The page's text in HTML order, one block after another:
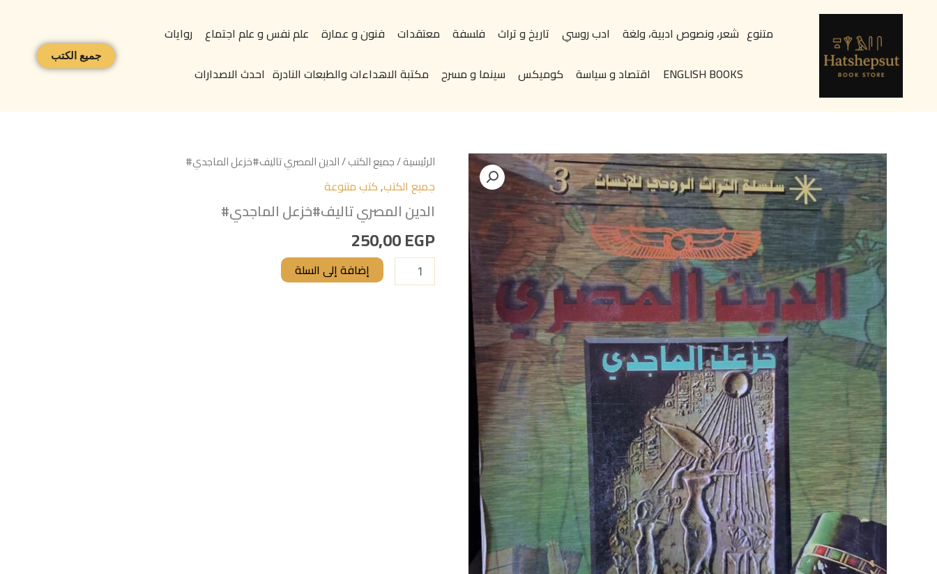
content
متنوع شعر، ونصوص ادبية، ولغة ادب روسي تاريخ و تراث فلسفة معتقدات فنون و عمارة علم نفس و علم اجتماع
روايات
ENGLISH BOOKS
اقتصاد و سياسة كوميكس سينما و مسرح مكتبة الاهداءات والطبعات النادرة احدث الاصدارات
جميع الكتب
الرئيسية/جميع الكتب/ الدين المصري تاليف#خزعل الماجدي#
جميع الكتب,كتب متنوعة
الدين المصري تاليف#خزعل الماجدي#
250,00EGP
كمية
الدين
المصري
الماجدي#
إضافة إلى السلة